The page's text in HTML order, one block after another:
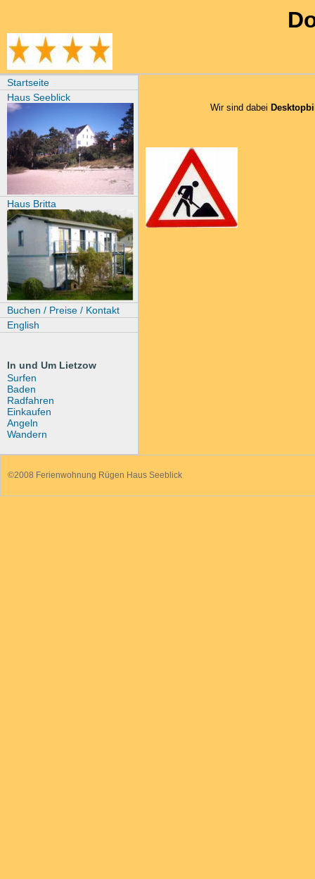
Startseite
Haus Seeblick
Haus Britta
Buchen / Preise / Kontakt
English
In und Um Lietzow
Surfen
Baden
Radfahren
Einkaufen
Angeln
Wandern
Wir sind dabei
©2008 Ferienwohnung Rügen Haus Seeblick